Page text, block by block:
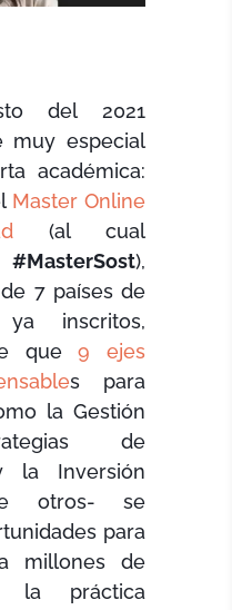
del 2021
muy especial
académica:
Master Online
(al cual
#MasterSost),
7 países de
inscritos,
que9 ejes
s para
la Gestión
de
la Inversión
otros- se
para
millones de
la práctica